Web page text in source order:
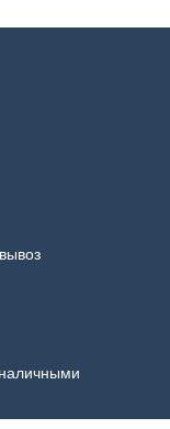
30С, химчистка